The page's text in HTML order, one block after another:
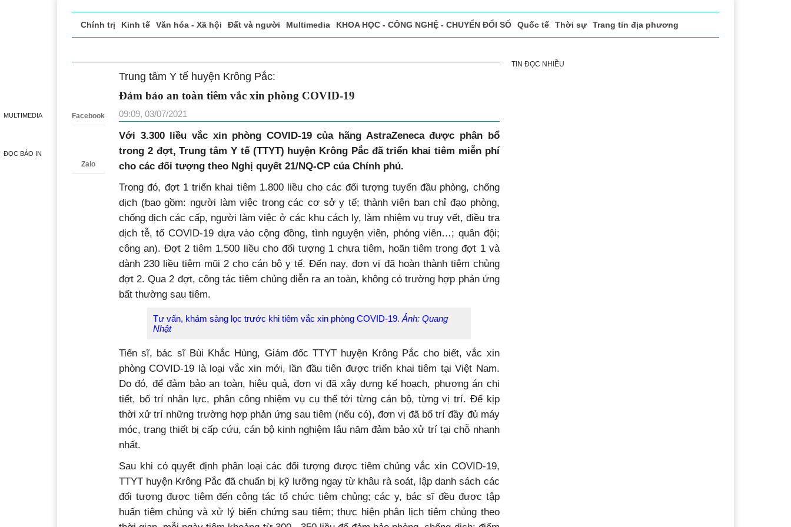
MULTIMEDIA
ĐỌC BÁO IN
Chính trị Kinh tế Văn hóa - Xã hội Đất và người Multimedia KHOA HỌC - CÔNG NGHỆ - CHUYỂN ĐỔI SỐ Quốc tế Thời sự Trang tin địa phương
Facebook
Zalo
Trung tâm Y tế huyện Krông Pắc:
Đảm bảo an toàn tiêm vắc xin phòng COVID-19
09:09, 03/07/2021
Với 3.300 liều vắc xin phòng COVID-19 của hãng AstraZeneca được phân bổ
trong 2 đợt, Trung tâm Y tế (TTYT) huyện Krông Pắc đã triển khai tiêm miễn phí
cho các đối tượng theo Nghị quyết 21/NQ-CP của Chính phủ.
Trong đó, đợt 1 triển khai tiêm 1.800 liều cho các đối tượng tuyến đầu phòng, chống
dịch (bao gồm: người làm việc trong các cơ sở y tế; thành viên ban chỉ đạo phòng,
chống dịch các cấp, người làm việc ở các khu cách ly, làm nhiệm vụ truy vết, điều tra
dịch tễ, tổ COVID-19 dựa vào cộng đồng, tình nguyện viên, phóng viên…; quân đội;
công an). Đợt 2 tiêm 1.500 liều cho đối tượng 1 chưa tiêm, hoãn tiêm trong đợt 1 và
dành 230 liều tiêm mũi 2 cho cán bộ y tế. Đến nay, đơn vị đã hoàn thành tiêm chủng
đợt 2. Qua 2 đợt, công tác tiêm chủng diễn ra an toàn, không có trường hợp phản ứng
bất thường sau tiêm.
Tư vấn, khám sàng lọc trước khi tiêm vắc xin phòng COVID-19.Ảnh: Quang
Nhật
Tiến sĩ, bác sĩ Bùi Khắc Hùng, Giám đốc TTYT huyện Krông Pắc cho biết, vắc xin
phòng COVID-19 là loại vắc xin mới, lần đầu tiên được triển khai tiêm tại Việt Nam.
Do đó, để đảm bảo an toàn, hiệu quả, đơn vị đã xây dựng kế hoạch, phương án chi
tiết, bố trí nhân lực, phân công nhiệm vụ cụ thể tới từng cán bộ, từng vị trí. Để kịp
thời xử trí những trường hợp phản ứng sau tiêm (nếu có), đơn vị đã bố trí đầy đủ máy
móc, trang thiết bị cấp cứu, cán bộ kinh nghiệm lâu năm đảm bảo xử trí tại chỗ nhanh
nhất.
Sau khi có quyết định phân loại các đối tượng được tiêm chủng vắc xin COVID-19,
TTYT huyện Krông Pắc đã chuẩn bị kỹ lưỡng ngay từ khâu rà soát, lập danh sách các
đối tượng được tiêm đến công tác tổ chức tiêm chủng; các y, bác sĩ đều được tập
huấn tiêm chủng và xử lý biến chứng sau tiêm; thực hiện phân lịch tiêm chủng theo
TIN ĐỌC NHIỀU